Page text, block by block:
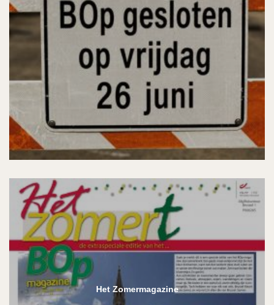
Het Zomermagazine